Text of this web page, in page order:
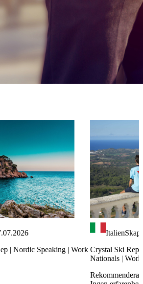
| Nordic Speaking | Work
Italien
Crystal Ski Rep
Nationals |